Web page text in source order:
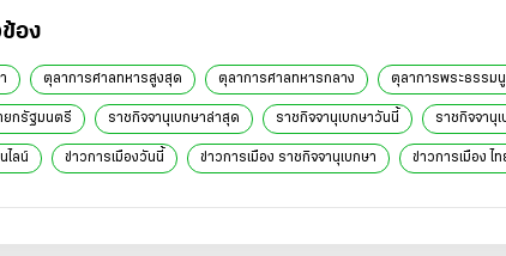
อง
ตุลาการศาลทหารสูงสุด ตุลาการศาลทหารกลาง ตุลาการพระธรรม
ยกรัฐมนตรี ราชกิจจานุเบกษาล่าสุด ราชกิจจานุเบกษาวันนี้ ราชกิจจานุ
ไลน์ ข่าวการเมืองวันนี้ ข่าวการเมือง ราชกิจจานุเบกษา ข่าวการเมือง ไ